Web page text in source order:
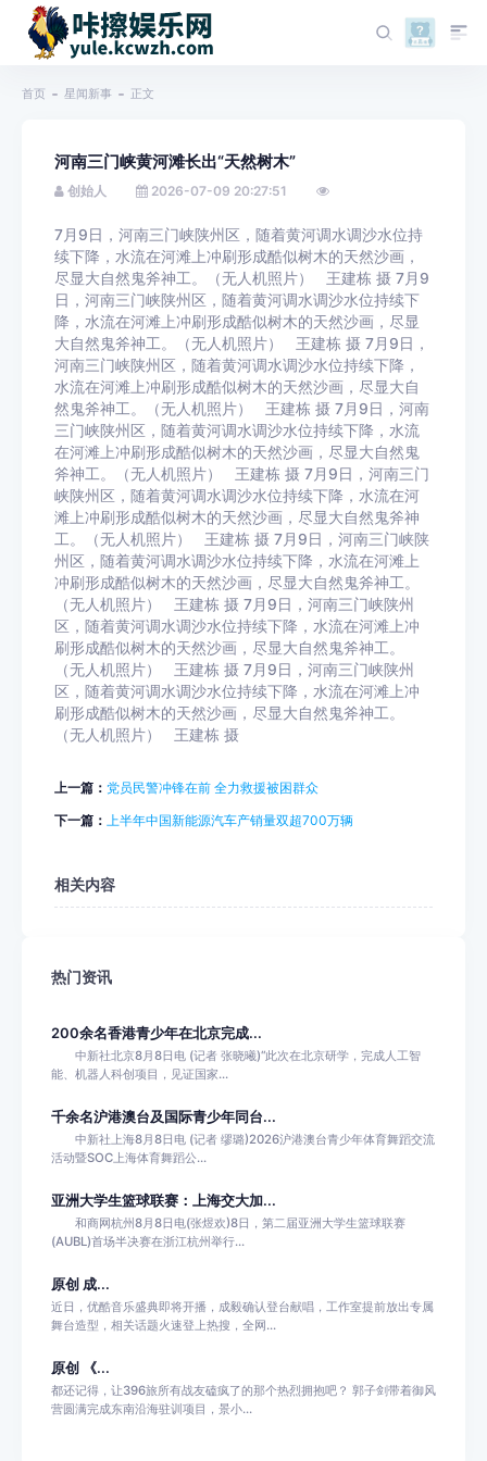
首页 星闻新事 正文
河南三门峡黄河滩长出“天然树木”
创始人 2026-07-09 20:27:51
7月9日，河南三门峡陕州区，随着黄河调水调沙水位持
续下降，水流在河滩上冲刷形成酷似树木的天然沙画，
尽显大自然鬼斧神工。（无人机照片） 王建栋 摄 7月9
日，河南三门峡陕州区，随着黄河调水调沙水位持续下
降，水流在河滩上冲刷形成酷似树木的天然沙画，尽显
大自然鬼斧神工。（无人机照片） 王建栋 摄 7月9日，
河南三门峡陕州区，随着黄河调水调沙水位持续下降，
水流在河滩上冲刷形成酷似树木的天然沙画，尽显大自
然鬼斧神工。（无人机照片） 王建栋 摄 7月9日，河南
三门峡陕州区，随着黄河调水调沙水位持续下降，水流
在河滩上冲刷形成酷似树木的天然沙画，尽显大自然鬼
斧神工。（无人机照片） 王建栋 摄 7月9日，河南三门
峡陕州区，随着黄河调水调沙水位持续下降，水流在河
滩上冲刷形成酷似树木的天然沙画，尽显大自然鬼斧神
工。（无人机照片） 王建栋 摄 7月9日，河南三门峡陕
州区，随着黄河调水调沙水位持续下降，水流在河滩上
冲刷形成酷似树木的天然沙画，尽显大自然鬼斧神工。
（无人机照片） 王建栋 摄 7月9日，河南三门峡陕州
区，随着黄河调水调沙水位持续下降，水流在河滩上冲
刷形成酷似树木的天然沙画，尽显大自然鬼斧神工。
（无人机照片） 王建栋 摄 7月9日，河南三门峡陕州
区，随着黄河调水调沙水位持续下降，水流在河滩上冲
刷形成酷似树木的天然沙画，尽显大自然鬼斧神工。
（无人机照片） 王建栋 摄
上一篇： 党员民警冲锋在前 全力救援被困群众
下一篇： 上半年中国新能源汽车产销量双超700万辆
相关内容
热门资讯
200余名香港青少年在北京完成...
中新社北京8月8日电 (记者 张晓曦)“此次在北京研学，完成人工智
能、机器人科创项目，见证国家...
千余名沪港澳台及国际青少年同台...
中新社上海8月8日电 (记者 缪璐)2026沪港澳台青少年体育舞蹈交流
活动暨SOC上海体育舞蹈公...
亚洲大学生篮球联赛：上海交大加...
和商网杭州8月8日电(张煜欢)8日，第二届亚洲大学生篮球联赛
(AUBL)首场半决赛在浙江杭州举行...
原创 成...
近日，优酷音乐盛典即将开播，成毅确认登台献唱，工作室提前放出专属
舞台造型，相关话题火速登上热搜，全网...
原创 《...
都还记得，让396旅所有战友磕疯了的那个热烈拥抱吧？ 郭子剑带着御风
营圆满完成东南沿海驻训项目，景小...